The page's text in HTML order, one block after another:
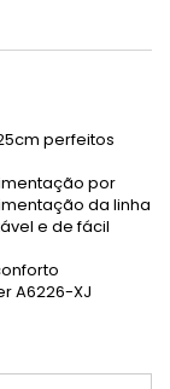
perfeitos
por
da linha
e de fácil
A6226-XJ